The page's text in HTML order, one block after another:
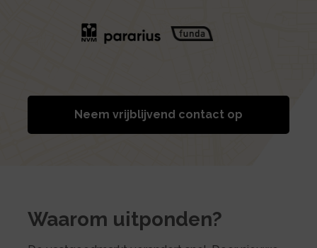
Neem vrijblijvend contact op
Waarom uitponden?